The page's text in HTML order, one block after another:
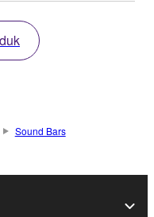
Sound Bars